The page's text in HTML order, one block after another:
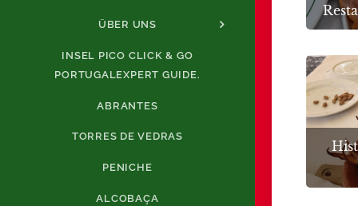
ÜBER UNS
INSEL PICO CLICK & GO
PORTUGALEXPERT GUIDE.
ABRANTES
TORRES DE VEDRAS
PENICHE
ALCOBAÇA